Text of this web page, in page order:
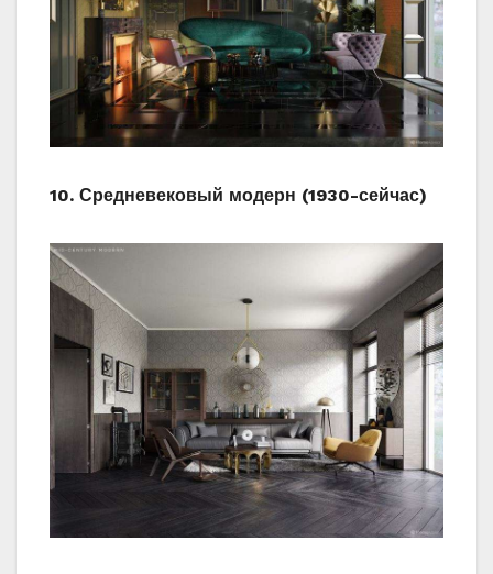
10. Средневековый модерн (1930-сейчас)